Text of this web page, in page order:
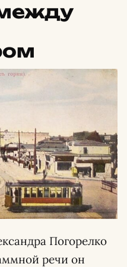
Погорелко
речи он